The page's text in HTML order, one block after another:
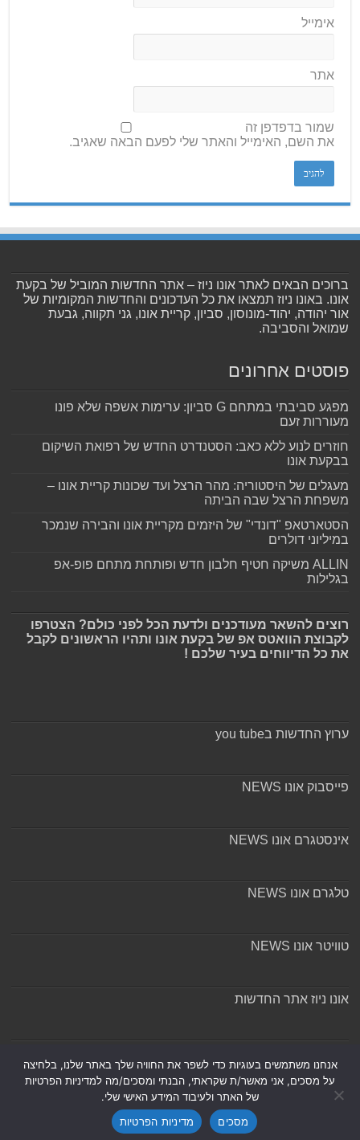
אימייל
אתר
שמור בדפדפן זה
את השם, האימייל והאתר שלי לפעם הבאה שאגיב.
ברוכים הבאים לאתר אונו ניוז – אתר החדשות המוביל של בקעת
אונו. באונו ניוז תמצאו את כל העדכונים והחדשות המקומיות של
אור יהודה, יהוד-מונוסון, סביון, קריית אונו, גני תקווה, גבעת
שמואל והסביבה.
פוסטים אחרונים
מפגע סביבתי במתחם G סביון: ערימות אשפה שלא פונו
מעוררות זעם
חוזרים לנוע ללא כאב: הסטנדרט החדש של רפואת השיקום
בבקעת אונו
מעגלים של היסטוריה: מהר הרצל ועד שכונות קריית אונו –
משפחת הרצל שבה הביתה
הסטארטאפ "דונדי" של היזמים מקריית אונו והבירה שנמכר
במיליוני דולרים
ALLIN משיקה חטיף חלבון חדש ופותחת מתחם פופ-אפ
בגלילות
רוצים להשאר מעודכנים ולדעת הכל לפני כולם? הצטרפו
לקבוצת הוואטס אפ של בקעת אונו ותהיו הראשונים לקבל
את כל הדיווחים בעיר שלכם !
ערוץ החדשות בyou tube
פייסבוק אונו NEWS
אינסטגרם אונו NEWS
טלגרם אונו NEWS
טוויטר אונו NEWS
אונו ניוז אתר החדשות
אנחנו משתמשים בעוגיות כדי לשפר את החוויה שלך באתר שלנו, בלחיצה
על מסכים, אני מאשר/ת שקראתי, הבנתי ומסכים/מה למדיניות הפרטיות
של האתר ולעיבוד המידע האישי שלי.
מסכים
מדיניות הפרטיות